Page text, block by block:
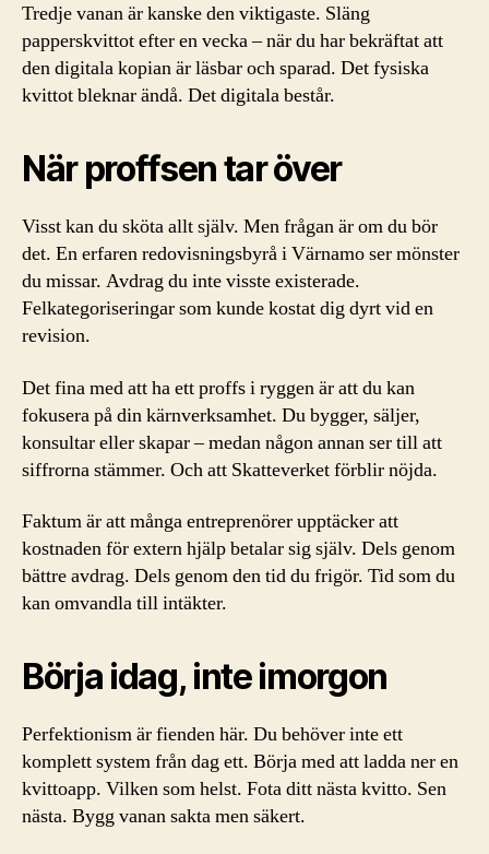
Tredje vanan är kanske den viktigaste. Släng
papperskvittot efter en vecka – när du har bekräftat att
den digitala kopian är läsbar och sparad. Det fysiska
kvittot bleknar ändå. Det digitala består.
När proffsen tar över
Visst kan du sköta allt själv. Men frågan är om du bör
det. En erfaren redovisningsbyrå i Värnamo ser mönster
du missar. Avdrag du inte visste existerade.
Felkategoriseringar som kunde kostat dig dyrt vid en
revision.
Det fina med att ha ett proffs i ryggen är att du kan
fokusera på din kärnverksamhet. Du bygger, säljer,
konsultar eller skapar – medan någon annan ser till att
siffrorna stämmer. Och att Skatteverket förblir nöjda.
Faktum är att många entreprenörer upptäcker att
kostnaden för extern hjälp betalar sig själv. Dels genom
bättre avdrag. Dels genom den tid du frigör. Tid som du
kan omvandla till intäkter.
Börja idag, inte imorgon
Perfektionism är fienden här. Du behöver inte ett
komplett system från dag ett. Börja med att ladda ner en
kvittoapp. Vilken som helst. Fota ditt nästa kvitto. Sen
nästa. Bygg vanan sakta men säkert.